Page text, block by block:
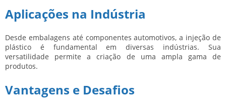
Aplicações na Indústria
Desde embalagens até componentes automotivos, a injeção de
plástico é fundamental em diversas indústrias. Sua
versatilidade permite a criação de uma ampla gama de
produtos.
Vantagens e Desafios